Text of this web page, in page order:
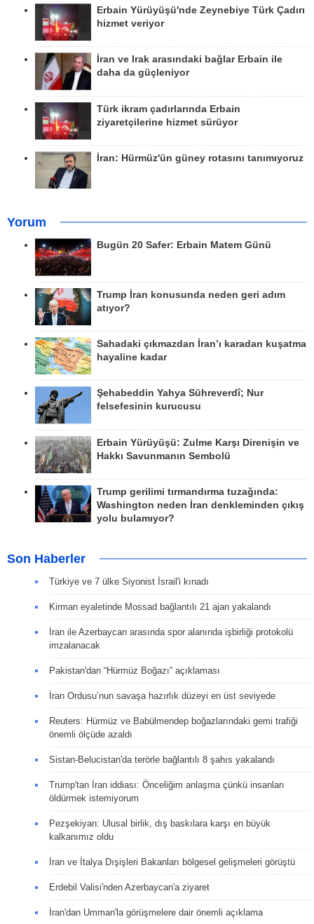
Erbain Yürüyüşü'nde Zeynebiye Türk Çadırı
hizmet veriyor
İran ve Irak arasındaki bağlar Erbain ile
daha da güçleniyor
Türk ikram çadırlarında Erbain
ziyaretçilerine hizmet sürüyor
İran: Hürmüz'ün güney rotasını tanımıyoruz
Yorum
Bugün 20 Safer: Erbain Matem Günü
Trump İran konusunda neden geri adım
atıyor?
Sahadaki çıkmazdan İran’ı karadan kuşatma
hayaline kadar
Şehabeddin Yahya Sühreverdî; Nur
felsefesinin kurucusu
Erbain Yürüyüşü: Zulme Karşı Direnişin ve
Hakkı Savunmanın Sembolü
Trump gerilimi tırmandırma tuzağında:
Washington neden İran denkleminden çıkış
yolu bulamıyor?
Son Haberler
Türkiye ve 7 ülke Siyonist İsrail'i kınadı
Kirman eyaletinde Mossad bağlantılı 21 ajan yakalandı
İran ile Azerbaycan arasında spor alanında işbirliği protokolü
imzalanacak
Pakistan'dan “Hürmüz Boğazı” açıklaması
İran Ordusu’nun savaşa hazırlık düzeyi en üst seviyede
Reuters: Hürmüz ve Babülmendep boğazlarındaki gemi trafiği
önemli ölçüde azaldı
Sistan-Belucistan'da terörle bağlantılı 8 şahıs yakalandı
Trump'tan İran iddiası: Önceliğim anlaşma çünkü insanları
öldürmek istemiyorum
Pezşekiyan: Ulusal birlik, dış baskılara karşı en büyük
kalkanımız oldu
İran ve İtalya Dışişleri Bakanları bölgesel gelişmeleri görüştü
Erdebil Valisi'nden Azerbaycan'a ziyaret
İran'dan Umman'la görüşmelere dair önemli açıklama